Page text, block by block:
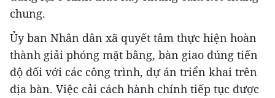
chung.
Ủy ban Nhân dân xã quyết tâm thực hiện hoàn
thành giải phóng mặt bằng, bàn giao đúng tiến
độ đối với các công trình, dự án triển khai trên
địa bàn. Việc cải cách hành chính tiếp tục được